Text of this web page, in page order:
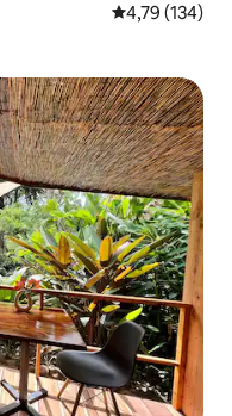
Середня
4,79 (134)